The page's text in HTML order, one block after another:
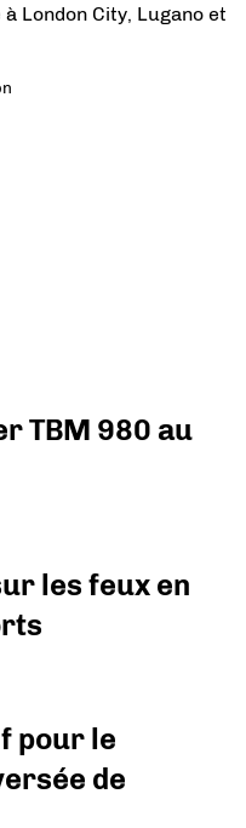
London City, Lugano et
TBM 980 au
les feux en
pour le
de